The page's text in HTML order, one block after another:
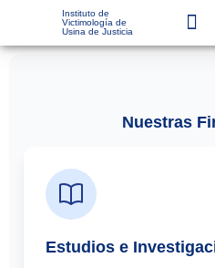
Instituto de
Victimología de
Usina de Justicia
Nuestras
Estudios e